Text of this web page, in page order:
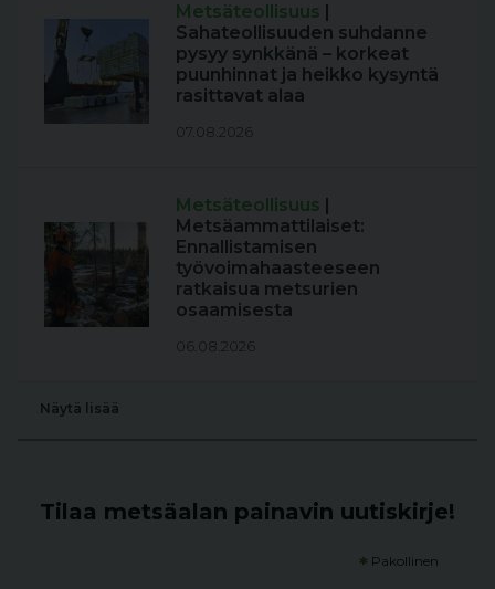
Metsäteollisuus |
Sahateollisuuden suhdanne
pysyy synkkänä – korkeat
puunhinnat ja heikko kysyntä
rasittavat alaa
07.08.2026
Metsäteollisuus |
Metsäammattilaiset:
Ennallistamisen
työvoimahaasteeseen
ratkaisua metsurien
osaamisesta
06.08.2026
Näytä lisää
Tilaa metsäalan painavin uutiskirje!
* Pakollinen